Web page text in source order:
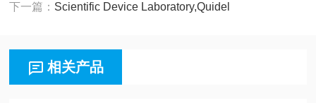
下一篇： Scientific Device Laboratory,Quidel
相关产品